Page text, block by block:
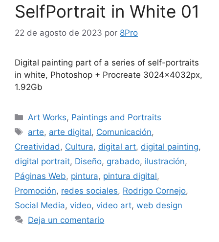
SelfPortrait in White 01
22 de agosto de 2023 por 8Pro
Digital painting part of a series of self-portraits
in white, Photoshop + Procreate 3024x4032px,
1.92Gb
Art Works, Paintings and Portraits
arte, arte digital, Comunicación,
Creatividad, Cultura, digital art, digital painting,
digital portrait, Diseño, grabado, ilustración,
Páginas Web, pintura, pintura digital,
Promoción, redes sociales, Rodrigo Cornejo,
Social Media, video, video art, web design
Deja un comentario